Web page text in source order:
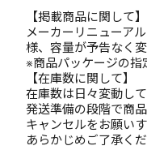
【掲載商品に関して】
メーカーリニューア
様、容量が予告なく
※商品パッケージの指
【在庫数に関して】
在庫数は日々変動して
発送準備の段階で商
キャンセルをお願い
あらかじめご了承くだ